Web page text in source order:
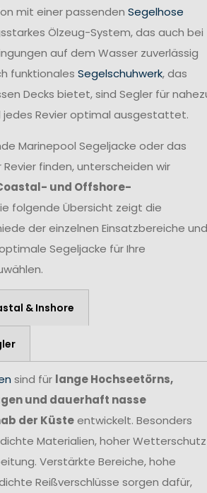
mit einer passenden Segelhose
Ölzeug-System, das auch bei
auf dem Wasser zuverlässig
funktionales Segelschuhwerk, das
Decks bietet, sind Segler für
Revier optimal ausgestattet.
Marinepool Segeljacke oder das
finden, unterscheiden wir
und Offshore-
folgende Übersicht zeigt die
der einzelnen Einsatzbereiche und
Segeljacke für Ihre
& Inshore
sind für lange Hochseetörns,
und dauerhaft nasse
der Küsteentwickelt. Besonders
Materialien, hoher Wetterschutz
Verstärkte Bereiche, hohe
Reißverschlüsse sorgen dafür,